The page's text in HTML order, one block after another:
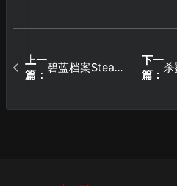
上一
篇：
碧蓝档案Steam
下一
篇：